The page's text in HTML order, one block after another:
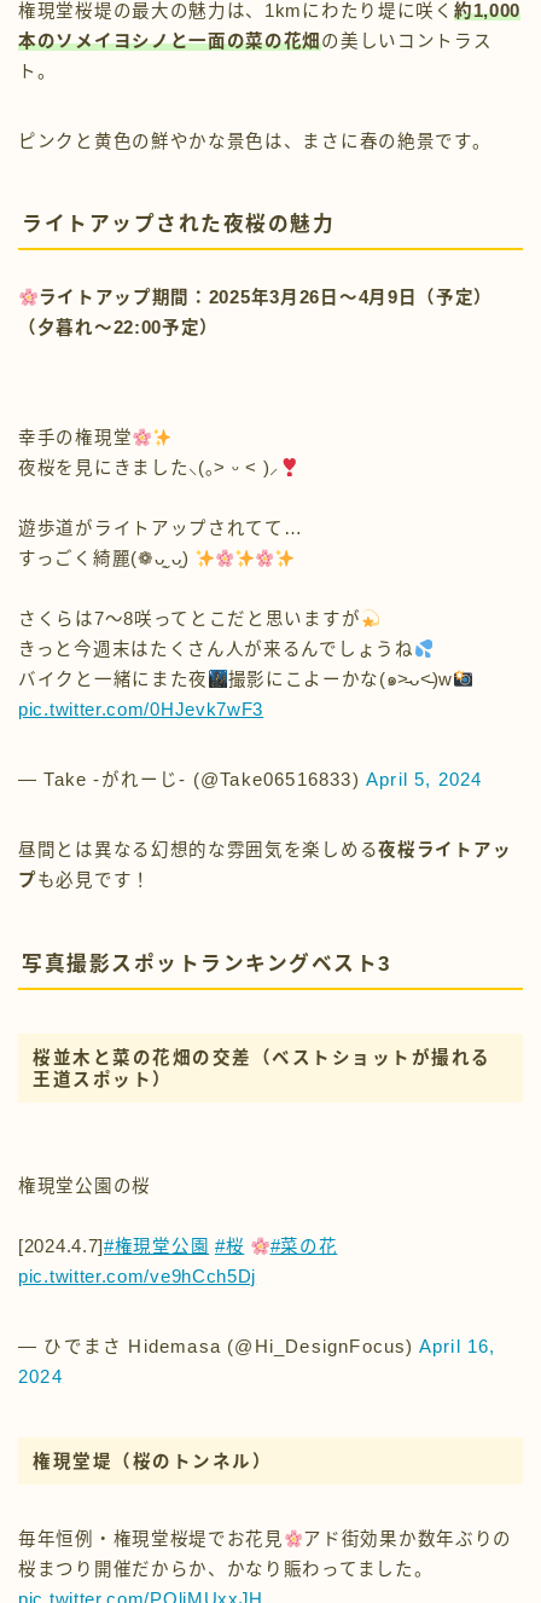
権現堂桜堤の最大の魅力は、1kmにわたり堤に咲く 約1,000
本のソメイヨシノと一面の菜の花畑の美しいコントラス
ト。
ピンクと黄色の鮮やかな景色は、まさに春の絶景です。
ライトアップされた夜桜の魅力
ライトアップ期間：2025年3月26日～4月9日（予定）
（夕暮れ～22:00予定）
夜桜を見にきました⸜(｡˃ ᵕ ˂ )⸝
すっごく綺麗(❁ᴗ͈ˬᴗ͈)
きっと今週末はたくさん人が来るんでしょうね
バイクと一緒にまた夜
撮影にこよーかな(๑˃̵ᴗ˂̵)w
pic.twitter.com/0HJevk7wF3
プ も必見です！
[2024.4.7]#権現堂公園
— ひでまさ Hidemasa (@Hi_DesignFocus)
毎年恒例・権現堂桜堤でお花見
pic.twitter.com/POliMUxxJH